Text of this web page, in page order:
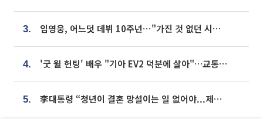
3. 임영웅, 어느덧 데뷔 10주년⋯"가진 것 없던 시절, 내 앞엔 20명의 팬뿐"
4. '굿 윌 헌팅' 배우 "기아 EV2 덕분에 살아"…교통사고 후 안전성 극찬
5. 李대통령 “청년이 결혼 망설이는 일 없어야...제도상 불이익 조사”